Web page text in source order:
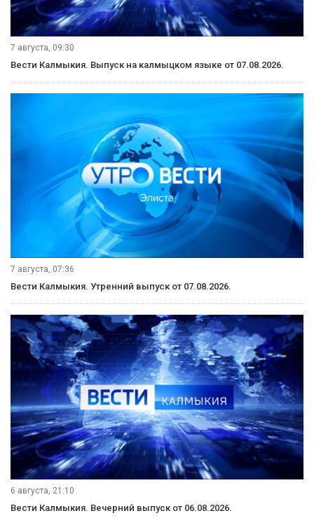
7 августа, 09:30
Вести Калмыкия. Выпуск на калмыцком языке от 07.08.2026.
7 августа, 07:36
Вести Калмыкия. Утренний выпуск от 07.08.2026.
6 августа, 21:10
Вести Калмыкия. Вечерний выпуск от 06.08.2026.